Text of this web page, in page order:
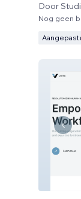
Door
Nog geen